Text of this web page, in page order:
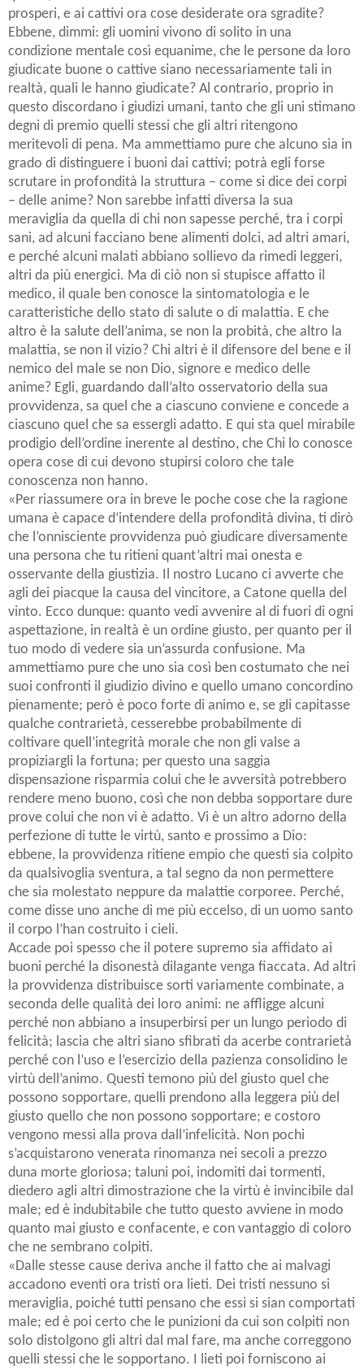
prosperi, e ai cattivi ora cose desiderate ora sgradite?
Ebbene, dimmi: gli uomini vivono di solito in una
condizione mentale così equanime, che le persone da loro
giudicate buone o cattive siano necessariamente tali in
realtà, quali le hanno giudicate? Al contrario, proprio in
questo discordano i giudizi umani, tanto che gli uni stimano
degni di premio quelli stessi che gli altri ritengono
meritevoli di pena. Ma ammettiamo pure che alcuno sia in
grado di distinguere i buoni dai cattivi; potrà egli forse
scrutare in profondità la struttura – come si dice dei corpi
– delle anime? Non sarebbe infatti diversa la sua
meraviglia da quella di chi non sapesse perché, tra i corpi
sani, ad alcuni facciano bene alimenti dolci, ad altri amari,
e perché alcuni malati abbiano sollievo da rimedi leggeri,
altri da più energici. Ma di ciò non si stupisce affatto il
medico, il quale ben conosce la sintomatologia e le
caratteristiche dello stato di salute o di malattia. E che
altro è la salute dell’anima, se non la probità, che altro la
malattia, se non il vizio? Chi altri è il difensore del bene e il
nemico del male se non Dio, signore e medico delle
anime? Egli, guardando dall’alto osservatorio della sua
provvidenza, sa quel che a ciascuno conviene e concede a
ciascuno quel che sa essergli adatto. E qui sta quel mirabile
prodigio dell’ordine inerente al destino, che Chi lo conosce
opera cose di cui devono stupirsi coloro che tale
conoscenza non hanno.
«Per riassumere ora in breve le poche cose che la ragione
umana è capace d’intendere della profondità divina, ti dirò
che l’onnisciente provvidenza può giudicare diversamente
una persona che tu ritieni quant’altri mai onesta e
osservante della giustizia. Il nostro Lucano ci avverte che
agli dei piacque la causa del vincitore, a Catone quella del
vinto. Ecco dunque: quanto vedi avvenire al di fuori di ogni
aspettazione, in realtà è un ordine giusto, per quanto per il
tuo modo di vedere sia un’assurda confusione. Ma
ammettiamo pure che uno sia così ben costumato che nei
suoi confronti il giudizio divino e quello umano concordino
pienamente; però è poco forte di animo e, se gli capitasse
qualche contrarietà, cesserebbe probabilmente di
coltivare quell’integrità morale che non gli valse a
propiziargli la fortuna; per questo una saggia
dispensazione risparmia colui che le avversità potrebbero
rendere meno buono, così che non debba sopportare dure
prove colui che non vi è adatto. Vi è un altro adorno della
perfezione di tutte le virtù, santo e prossimo a Dio:
ebbene, la provvidenza ritiene empio che questi sia colpito
da qualsivoglia sventura, a tal segno da non permettere
che sia molestato neppure da malattie corporee. Perché,
come disse uno anche di me più eccelso, di un uomo santo
il corpo l’han costruito i cieli.
Accade poi spesso che il potere supremo sia affidato ai
buoni perché la disonestà dilagante venga fiaccata. Ad altri
la provvidenza distribuisce sorti variamente combinate, a
seconda delle qualità dei loro animi: ne affligge alcuni
perché non abbiano a insuperbirsi per un lungo periodo di
felicità; lascia che altri siano sfibrati da acerbe contrarietà
perché con l’uso e l’esercizio della pazienza consolidino le
virtù dell’animo. Questi temono più del giusto quel che
possono sopportare, quelli prendono alla leggera più del
giusto quello che non possono sopportare; e costoro
vengono messi alla prova dall’infelicità. Non pochi
s’acquistarono venerata rinomanza nei secoli a prezzo
duna morte gloriosa; taluni poi, indomiti dai tormenti,
diedero agli altri dimostrazione che la virtù è invincibile dal
male; ed è indubitabile che tutto questo avviene in modo
quanto mai giusto e confacente, e con vantaggio di coloro
che ne sembrano colpiti.
«Dalle stesse cause deriva anche il fatto che ai malvagi
accadono eventi ora tristi ora lieti. Dei tristi nessuno si
meraviglia, poiché tutti pensano che essi si sian comportati
male; ed è poi certo che le punizioni da cui son colpiti non
solo distolgono gli altri dal mal fare, ma anche correggono
quelli stessi che le sopportano. I lieti poi forniscono ai